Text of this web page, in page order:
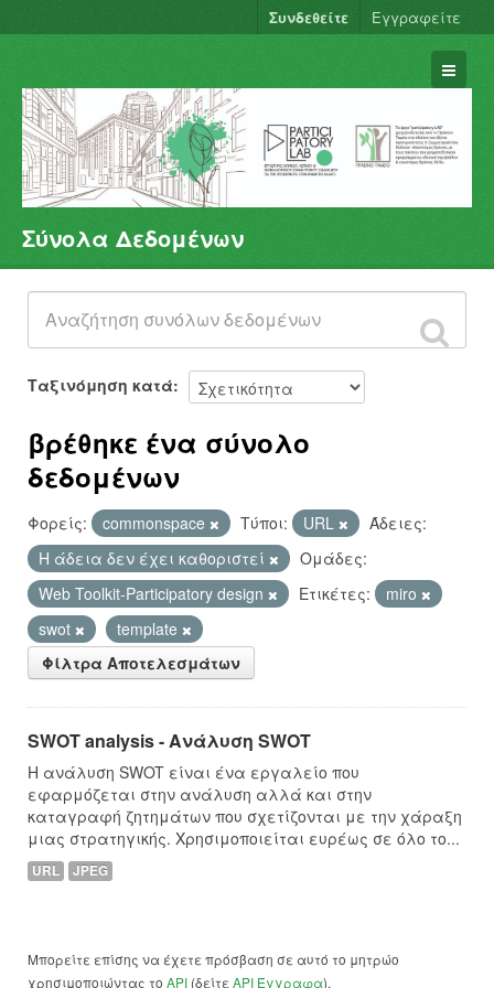
Συνδεθείτε Εγγραφείτε
Σύνολα Δεδομένων
Φορείς
Ομάδες
Σχετικά
Σύνολα Δεδομένων
Ταξινόμηση κατά
βρέθηκε ένα σύνολο
δεδομένων
Φορείς: commonspace Τύποι: URL
Άδειες:
Η άδεια δεν έχει καθοριστεί
Ομάδες:
Web Toolkit-Participatory design
Ετικέτες:
miro
swot
template
Φίλτρα Αποτελεσμάτων
SWOT analysis - Ανάλυση SWOT
Η ανάλυση SWOT είναι ένα εργαλείο που
εφαρμόζεται στην ανάλυση αλλά και στην
καταγραφή ζητημάτων που σχετίζονται με την χάραξη
μιας στρατηγικής. Χρησιμοποιείται ευρέως σε όλο το...
URL JPEG
Μπορείτε επίσης να έχετε πρόσβαση σε αυτό το μητρώο
χρησιμοποιώντας το API (δείτε API Έγγραφα).